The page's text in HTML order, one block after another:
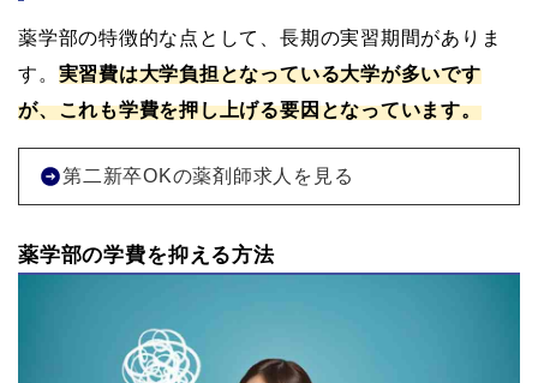
薬学部の特徴的な点として、長期の実習期間がありま
す。 実習費は大学負担となっている大学が多いです
が、これも学費を押し上げる要因となっています。
第二新卒OKの薬剤師求人を見る
薬学部の学費を抑える方法